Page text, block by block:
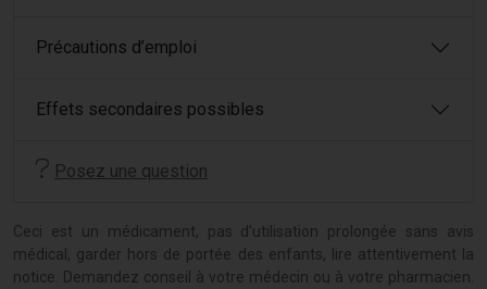
Précautions d’emploi
Effets secondaires possibles
Posez une question
Ceci est un médicament, pas d’utilisation prolongée sans avis
médical, garder hors de portée des enfants, lire attentivement la
notice. Demandez conseil à votre médecin ou à votre pharmacien.